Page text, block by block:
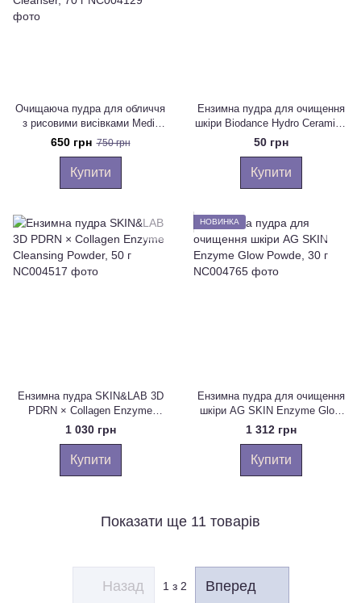
Очищаюча пудра для обличчя
з рисовими висівками Medi-
Peel Phyto EX PDRN Micro
Shot Powder Cleanser, 70 г
650 грн 750 грн
Купити
Ензимна пудра для очищення
шкіри Biodance Hydro Ceramide
Cleansing Powder, 1 г
50 грн
Купити
Ензимна пудра SKIN&LAB 3D
PDRN × Collagen Enzyme
Cleansing Powder, 50 г
1 030 грн
Купити
НОВИНКА
Ензимна пудра для очищення
шкіри AG SKIN Enzyme Glow
Powde, 30 г
1 312 грн
Купити
Показати ще 11 товарів
Назад 1 з 2 Вперед